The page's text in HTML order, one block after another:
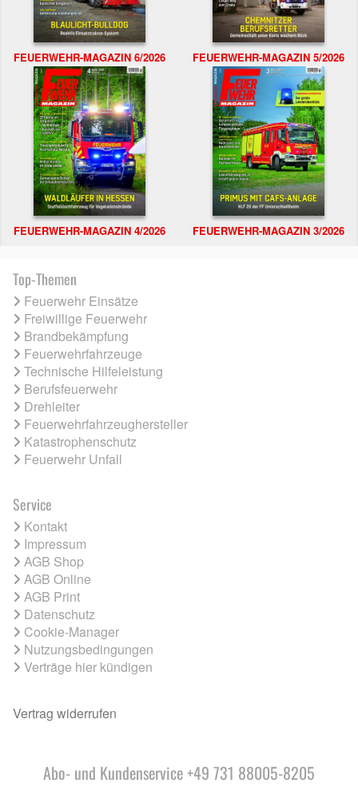
FEUERWEHR-MAGAZIN 6/2026 FEUERWEHR-MAGAZIN 5/2026
FEUERWEHR-MAGAZIN 4/2026 FEUERWEHR-MAGAZIN 3/2026
Top-Themen
Feuerwehr Einsätze
Freiwillige Feuerwehr
Brandbekämpfung
Feuerwehrfahrzeuge
Technische Hilfeleistung
Berufsfeuerwehr
Drehleiter
Feuerwehrfahrzeughersteller
Katastrophenschutz
Feuerwehr Unfall
Service
Kontakt
Impressum
AGB Shop
AGB Online
AGB Print
Datenschutz
Cookie-Manager
Nutzungsbedingungen
Verträge hier kündigen
Vertrag widerrufen
Abo- und Kundenservice +49 731 88005-8205